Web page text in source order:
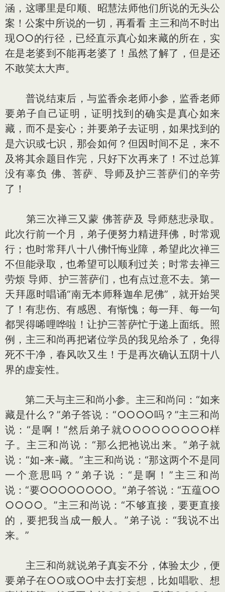
涵，这哪里是印顺、昭慧法师他们所说的无头公
案！公案中所说的一切，再看看 主三和尚不时出
现○○的行径，已经直示真心如来藏的所在，实
在是老婆到不能再老婆了！虽然了解了，但是还
不敢笑太大声。
普说结束后，与监香余老师小参，监香老师
要弟子自己证明，证明找到的确实是真心如来
藏，而不是妄心；并要弟子去证明，如果找到的
是六识或七识，那会如何？但因时间不足，来不
及将其余题目作完，只好下次再来了！不过总算
没有辜负 佛、菩萨、导师及护三菩萨们的辛劳
了！
第三次禅三又蒙 佛菩萨及 导师慈悲录取。
此次行前一个月，弟子便努力精进拜佛，时常观
行；也时常拜八十八佛忏悔业障，希望此次禅三
不但能录取，也希望可以顺利过关；时常去禅三
劳烦 导师、护三菩萨们，也有点过意不去。第一
天拜愿时唱诵“南无本师释迦牟尼佛”，就开始哭
了！有悲伤、有感恩、有惭愧；每一拜、每一句
都哭得唏哩哗啦！让护三菩萨忙于递上面纸。照
例，主三和尚再把诸位学员的我见给杀了，免得
死不干净，春风吹又生！于是再次确认五阴十八
界的虚妄性。
第二天与主三和尚小参。主三和尚问：“如来
藏是什么？”弟子答说：“○○○○吗？”主三和尚
说：“是啊！”然后弟子就○○○○○○○○○样
子。主三和尚说：“那么把祂说出来。”弟子就
说：“如-来-藏。”主三和尚说：“那这两个不是同
一个意思吗？”弟子说：“是啊！”主三和尚
说：“要○○○○○○○○。”弟子答说：“五蕴○○
○○○○。”主三和尚说：“不够直接，要更直接
的，要把我当成一般人。”弟子说：“我说不出
来。”
主三和尚就说弟子真妄不分，体验太少，便
要弟子在○○或○○中去打妄想，比如唱歌、想